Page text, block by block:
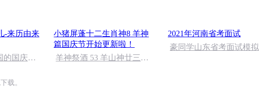
-来历由来
国庆节-
小猪屏蓬十二生肖神8 羊神
篇国庆节开始更新啦！
羊神祭酒 53 羊山神廿三护
2021年河南省考面试
豪同学山东省考面试模拟
载。